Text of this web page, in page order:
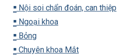
▪️ Nội soi chẩn đoán, can thiệp
▪️ Ngoại khoa
▪️ Bỏng
▪️ Chuyên khoa Mắt